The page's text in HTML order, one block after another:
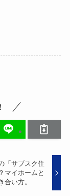
「サブスク住
マイホームと
合い方。